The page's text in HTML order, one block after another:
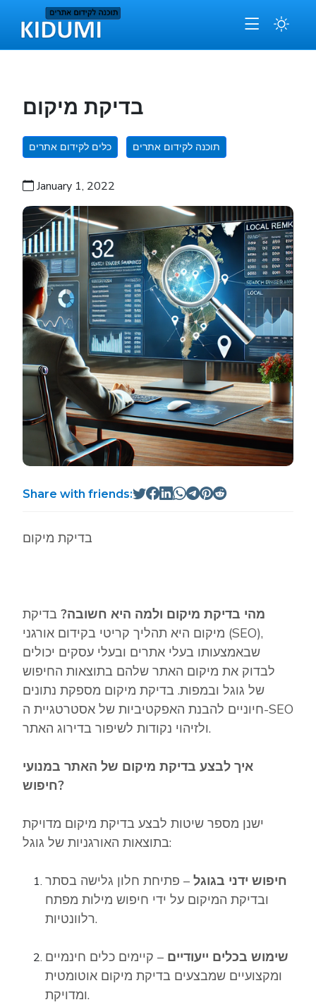
בדיקת מיקום
כלים לקידום אתרים תוכנה לקידום אתרים
January 1, 2022
Share with friends:
בדיקת מיקום
מהי בדיקת מיקום ולמה היא חשובה? בדיקת
מיקום היא תהליך קריטי בקידום אורגני (SEO),
שבאמצעותו בעלי אתרים ובעלי עסקים יכולים
לבדוק את מיקום האתר שלהם בתוצאות החיפוש
של גוגל ובמפות. בדיקת מיקום מספקת נתונים
חיוניים להבנת האפקטיביות של אסטרטגיית ה-SEO
ולזיהוי נקודות לשיפור בדירוג האתר.
איך לבצע בדיקת מיקום של האתר במנועי
חיפוש?
ישנן מספר שיטות לבצע בדיקת מיקום מדויקת
בתוצאות האורגניות של גוגל:
חיפוש ידני בגוגל – פתיחת חלון גלישה בסתר
ובדיקת המיקום על ידי חיפוש מילות מפתח
רלוונטיות.
שימוש בכלים ייעודיים – קיימים כלים חינמיים
ומקצועיים שמבצעים בדיקת מיקום אוטומטית
ומדויקת.